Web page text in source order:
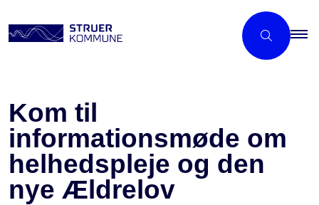
Kom til
informationsmøde om
helhedspleje og den
nye Ældrelov